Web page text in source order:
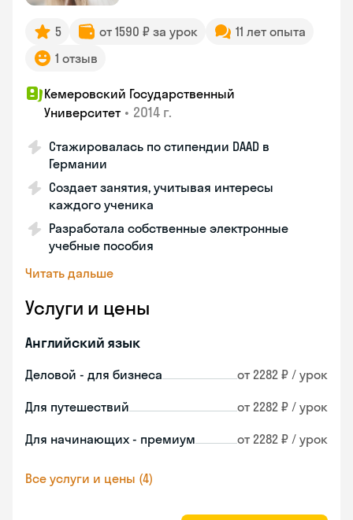
5 от 1590 ₽ за урок
11 лет опыта
1 отзыв
Кемеровский Государственный
Университет • 2014 г.
Стажировалась по стипендии DAAD в
Германии
Создает занятия, учитывая интересы
каждого ученика
Разработала собственные электронные
учебные пособия
Читать дальше
Услуги и цены
Английский язык
Деловой - для бизнеса от 2282 ₽ / урок
Для путешествий от 2282 ₽ / урок
Для начинающих - премиум от 2282 ₽ / урок
Все услуги и цены (4)